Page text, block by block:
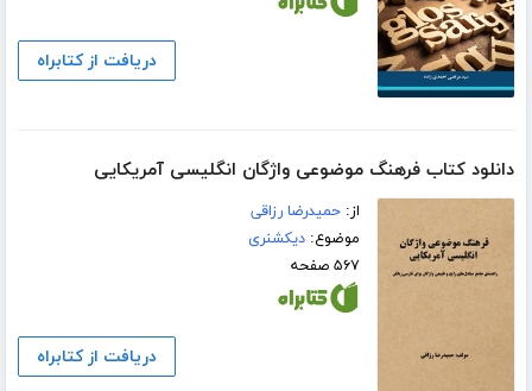
دریافت از کتابراه
دانلود کتاب فرهنگ موضوعی واژگان انگلیسی آمریکایی
از:حمیدرضا رزاقی
موضوع:دیکشنری
۵۶۷ صفحه
دریافت از کتابراه